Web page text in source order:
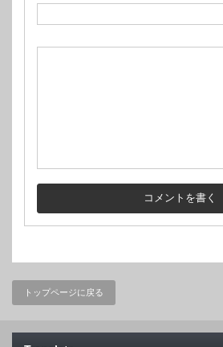
トップページに戻る